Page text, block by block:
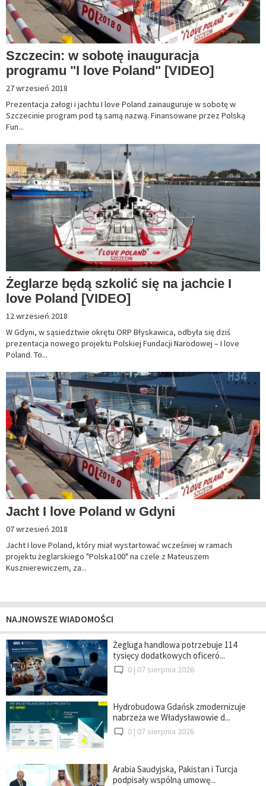
Szczecin: w sobotę inauguracja
programu "I love Poland" [VIDEO]
27 wrzesień 2018
Prezentacja załogi i jachtu I love Poland zainauguruje w sobotę w
Szczecinie program pod tą samą nazwą. Finansowane przez Polską
Fun...
Żeglarze będą szkolić się na jachcie I
love Poland [VIDEO]
12 wrzesień 2018
W Gdyni, w sąsiedztwie okrętu ORP Błyskawica, odbyła się dziś
prezentacja nowego projektu Polskiej Fundacji Narodowej – I love
Poland. To...
Jacht I love Poland w Gdyni
07 wrzesień 2018
Jacht I love Poland, który miał wystartować wcześniej w ramach
projektu żeglarskiego "Polska100" na czele z Mateuszem
Kusznierewiczem, za...
NAJNOWSZE WIADOMOŚCI
Żegluga handlowa potrzebuje 114
tysięcy dodatkowych oficeró...
0 | 07 sierpnia 2026
Hydrobudowa Gdańsk zmodernizuje
nabrzeża we Władysławowie d...
0 | 07 sierpnia 2026
Arabia Saudyjska, Pakistan i Turcja
podpisały wspólną umowę...